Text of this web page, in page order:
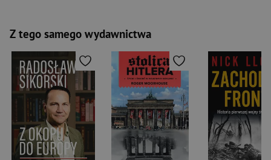
Z tego samego wydawnictwa